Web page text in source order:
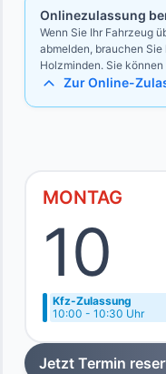
Onlinezulassung
Wenn Sie Ihr Fahrzeug
abmelden, brauchen
Holzminden. Sie
Zur Online-
MONTAG
10
Kfz-Zulassung
10:00 - 10:30 Uhr
Jetzt Termin